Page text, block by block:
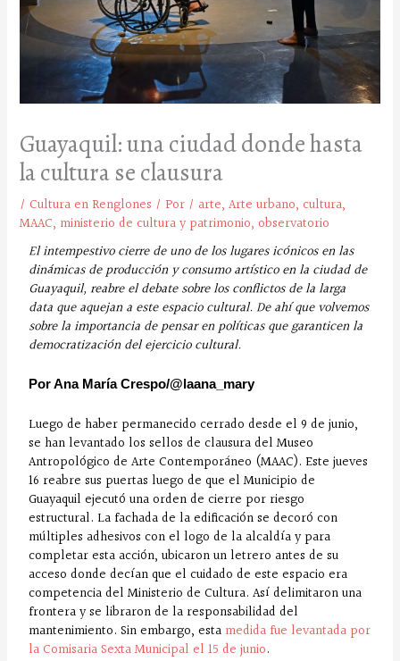
Guayaquil: una ciudad donde hasta
la cultura se clausura
/ Cultura en Renglones / Por / arte,Arte urbano, cultura,
MAAC, ministerio de cultura y patrimonio, observatorio
El intempestivo cierre de uno de los lugares icónicos en las
dinámicas de producción y consumo artístico en la ciudad de
Guayaquil, reabre el debate sobre los conflictos de la larga
data que aquejan a este espacio cultural. De ahí que volvemos
sobre la importancia de pensar en políticas que garanticen la
democratización del ejercicio cultural.
Por Ana María Crespo/@ laana_mary
Luego de haber permanecido cerrado desde el 9 de junio,
se han levantado los sellos de clausura del Museo
Antropológico de Arte Contemporáneo (MAAC). Este jueves
16 reabre sus puertas luego de que el Municipio de
Guayaquil ejecutó una orden de cierre por riesgo
estructural. La fachada de la edificación se decoró con
múltiples adhesivos con el logo de la alcaldía y para
completar esta acción, ubicaron un letrero antes de su
acceso donde decían que el cuidado de este espacio era
competencia del Ministerio de Cultura. Así delimitaron una
frontera y se libraron de la responsabilidad del
mantenimiento. Sin embargo, esta medida fue levantada por
la Comisaria Sexta Municipal el 15 de junio.